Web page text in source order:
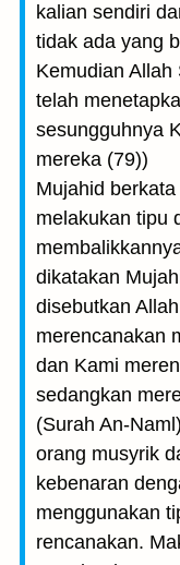
kalian sendiri
tidak ada yang
Kemudian
telah
sesungguhnya
mereka (79))
Mujahid
melakukan tipu
dikatakan
disebutkan
merencanakan
dan Kami
sedangkan
(Surah An-
orang musyrik
kebenaran
menggunakan
rencanakan.